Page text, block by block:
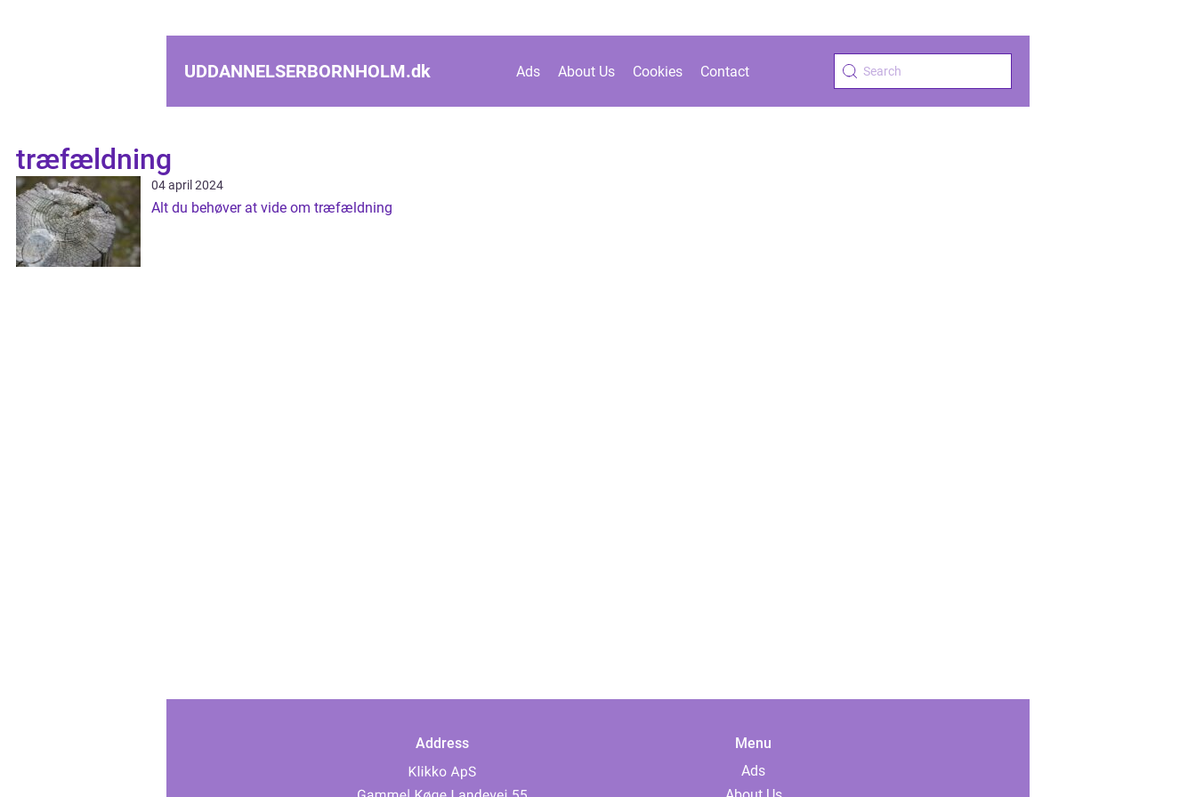
UDDANNELSERBORNHOLM.dk Ads About Us Cookies Contact
træfældning
04 april 2024
Alt du behøver at vide om træfældning
Address
Menu
Ads